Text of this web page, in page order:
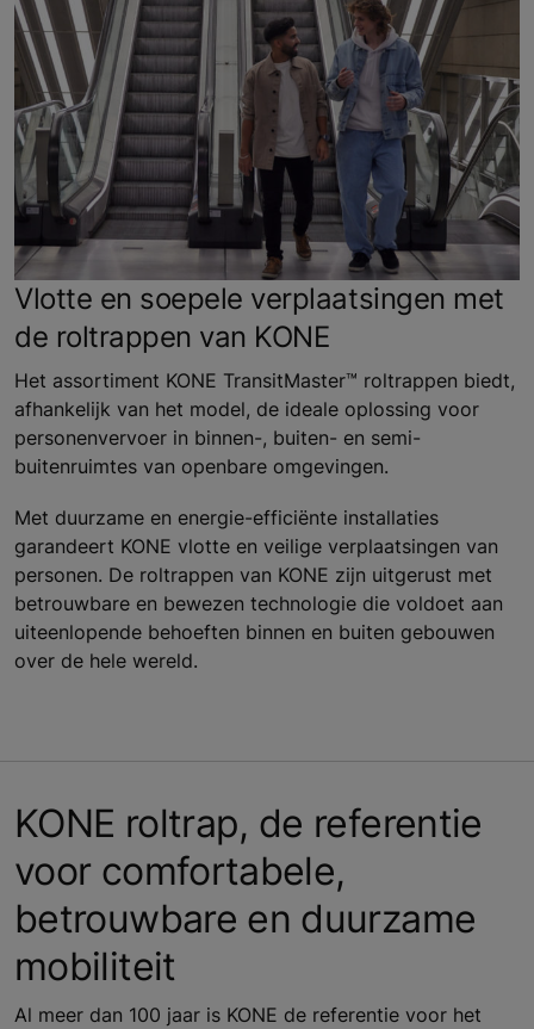
Vlotte en soepele verplaatsingen met
de roltrappen van KONE
Het assortiment KONE TransitMaster™ roltrappen biedt,
afhankelijk van het model, de ideale oplossing voor
personenvervoer in binnen-, buiten- en semi-
buitenruimtes van openbare omgevingen.
Met duurzame en energie-efficiënte installaties
garandeert KONE vlotte en veilige verplaatsingen van
personen. De roltrappen van KONE zijn uitgerust met
betrouwbare en bewezen technologie die voldoet aan
uiteenlopende behoeften binnen en buiten gebouwen
over de hele wereld.
KONE roltrap, de referentie
voor comfortabele,
betrouwbare en duurzame
mobiliteit
Al meer dan 100 jaar is KONE de referentie voor het